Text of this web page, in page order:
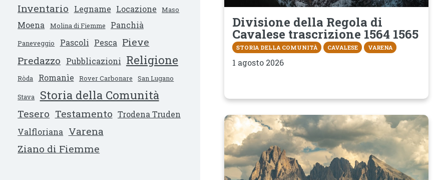
Inventario
Legname Locazione Maso
Moena Molina di Fiemme Panchià
Paneveggio Pascoli Pesca Pieve
Predazzo
Pubblicazioni Religione
Ròda Romanìe Rover Carbonare San Lugano
Stava Storia della Comunità
Tesero Testamento Trodena Truden
Valfloriana
Varena
Ziano di Fiemme
Divisione della Regola di
Cavalese trascrizione 1564 1565
STORIA DELLA COMUNITÀ CAVALESE VARENA
1 agosto 2026